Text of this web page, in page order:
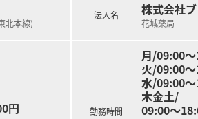
北本線)
円
法人名 株式会社
花城薬局
勤務時間
月/09:00～
火/09:00～
水/09:00～
木金土/
09:00～